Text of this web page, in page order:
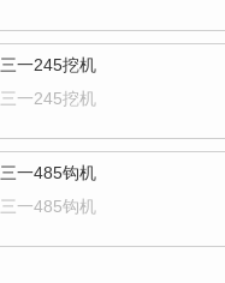
三一245挖机
三一245挖机
三一485钩机
三一485钩机